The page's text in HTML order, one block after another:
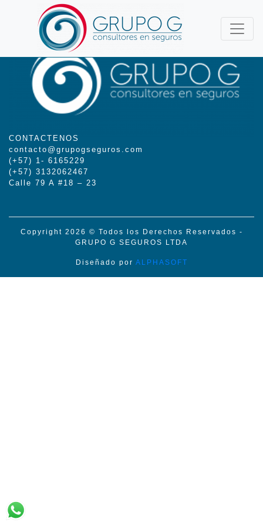
CONTACTENOS
contacto@grupogseguros.com
(+57) 1- 6165229
(+57) 3132062467
Calle 79 A #18 – 23
Copyright 2026 © Todos los Derechos Reservados -
GRUPO G SEGUROS LTDA
Diseñado por ALPHASOFT